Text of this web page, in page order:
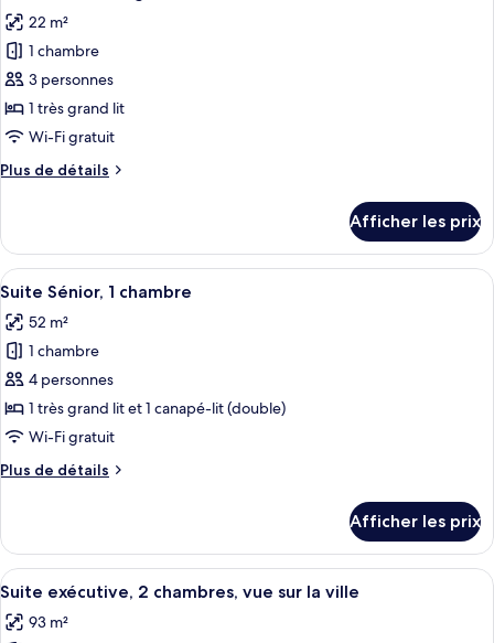
les
photos
pour
ce
type
chambre :
très
grand
lit
22 m²
1 chambre
3 personnes
1 très grand lit
Wi-Fi gratuit
Plus de détails
Plus
Chambre,
très
lit
Afficher les prix
Afficher
toutes
les
photos
pour
ce
type
chambre :
chambre
Une chambre d’hôtel moderne
6
Suite Sénior, 1 chambre
52 m²
1 chambre
4 personnes
1 très grand lit et 1 canapé-lit (double)
Wi-Fi gratuit
Plus de détails
Plus
Suite
Sénior,
1
Afficher les prix
Afficher
toutes
les
Suite exécutive, 2 chambres, vue
14
Suite exécutive, 2 chambres, vue sur la ville
93 m²